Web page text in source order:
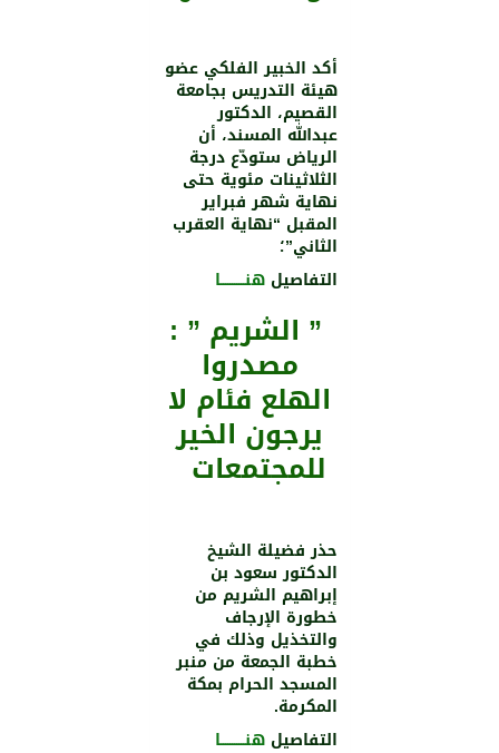
أكد الخبير الفلكي عضو
هيئة التدريس بجامعة
القصيم، الدكتور
عبدالله المسند، أن
الرياض ستودّع درجة
الثلاثينات مئوية حتى
نهاية شهر فبراير
المقبل “نهاية العقرب
الثاني”؛
التفاصيلهنـــــــــــا
” الشريم ” :
مصدروا
الهلع فئام لا
يرجون الخير
للمجتمعات
حذر فضيلة الشيخ
الدكتور سعود بن
إبراهيم الشريم من
خطورة الإرجاف
والتخذيل وذلك في
خطبة الجمعة من منبر
المسجد الحرام بمكة
المكرمة.
التفاصيلهنـــــــــــا